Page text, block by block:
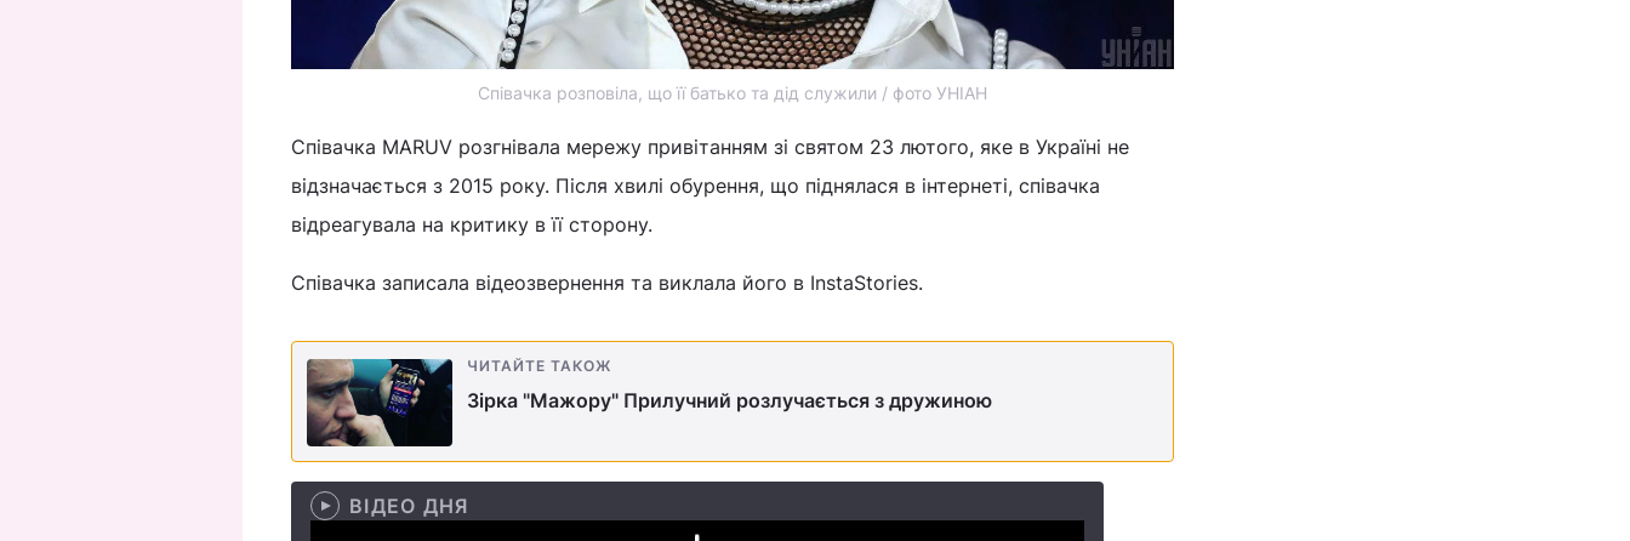
Співачка розповіла, що її батько та дід служили / фото УНІАН
Співачка MARUV розгнівала мережу привітанням зі святом 23 лютого, яке в Україні не
відзначається з 2015 року. Після хвилі обурення, що піднялася в інтернеті, співачка
відреагувала на критику в її сторону.
Співачка записала відеозвернення та виклала його в InstaStories.
ЧИТАЙТЕ ТАКОЖ
Зірка "Мажору" Прилучний розлучається з дружиною
ВІДЕО ДНЯ